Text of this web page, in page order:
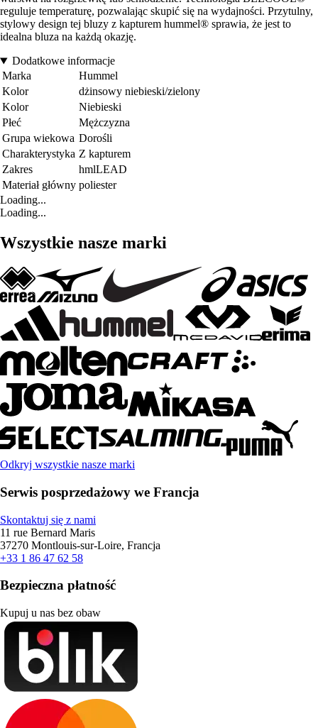
reguluje temperaturę, pozwalając skupić się na wydajności. Przytulny,
stylowy design tej bluzy z kapturem hummel® sprawia, że jest to
idealna bluza na każdą okazję.
Dodatkowe informacje
Marka
Hummel
Kolor
dżinsowy niebieski/zielony
Kolor
Niebieski
Płeć
Mężczyzna
Grupa wiekowa Dorośli
Charakterystyka Z kapturem
Zakres
hmlLEAD
Materiał główny poliester
Loading...
Loading...
Wszystkie nasze marki
Odkryj wszystkie nasze marki
Serwis posprzedażowy we Francja
Skontaktuj się z nami
11 rue Bernard Maris
37270 Montlouis-sur-Loire, Francja
+33 1 86 47 62 58
Bezpieczna płatność
Kupuj u nas bez obaw